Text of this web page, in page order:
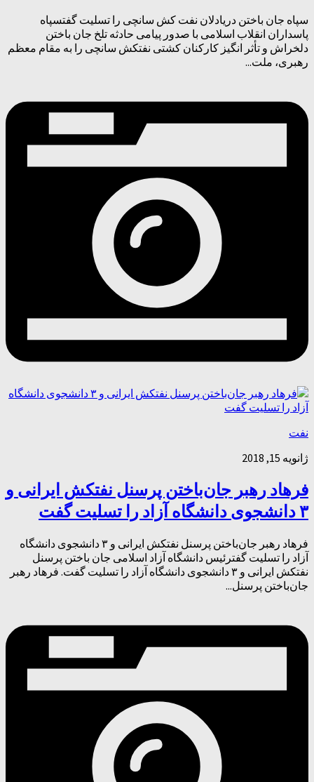
سپاه جان باختن دریادلان نفت کش سانچی را تسلیت گفتسپاه
پاسداران انقلاب اسلامی با صدور پیامی حادثه تلخ جان باختن
دلخراش و تأثر انگیز کارکنان کشتی نفتکش سانچی را به مقام معظم
رهبری، ملت...
نفت
ژانویه 15, 2018
فرهاد رهبر جان‌باختن پرسنل نفتکش ایرانی و
۳ دانشجوی دانشگاه آزاد را تسلیت گفت
فرهاد رهبر جان‌باختن پرسنل نفتکش ایرانی و ۳ دانشجوی دانشگاه
آزاد را تسلیت گفترئیس دانشگاه آزاد اسلامی جان باختن پرسنل
نفتکش ایرانی و ۳ دانشجوی دانشگاه آزاد را تسلیت گفت. فرهاد رهبر
جان‌باختن پرسنل...